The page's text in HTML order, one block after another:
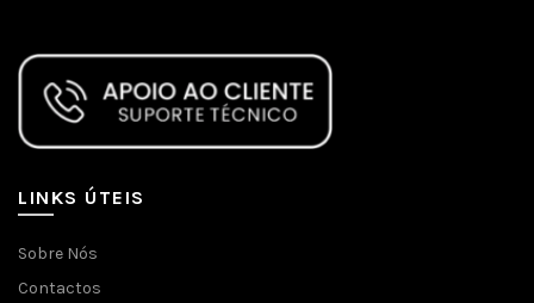
LINKS ÚTEIS
Sobre Nós
Contactos